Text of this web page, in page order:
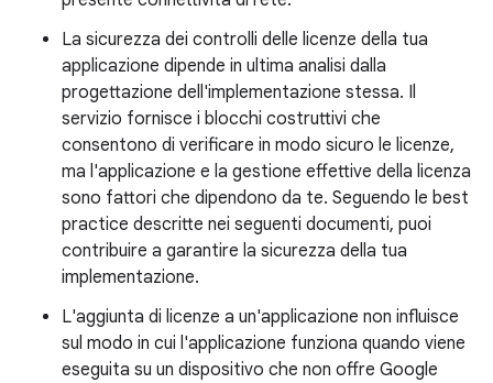
La sicurezza dei controlli delle licenze della tua
applicazione dipende in ultima analisi dalla
progettazione dell'implementazione stessa. Il
servizio fornisce i blocchi costruttivi che
consentono di verificare in modo sicuro le licenze,
ma l'applicazione e la gestione effettive della licenza
sono fattori che dipendono da te. Seguendo le best
practice descritte nei seguenti documenti, puoi
contribuire a garantire la sicurezza della tua
implementazione.
L'aggiunta di licenze a un'applicazione non influisce
sul modo in cui l'applicazione funziona quando viene
eseguita su un dispositivo che non offre Google